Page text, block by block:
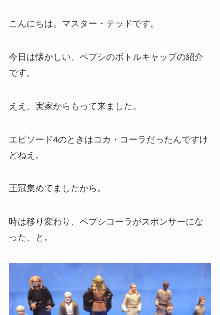
こんにちは。マスター・テッドです。
今日は懐かしい、ペプシのボトルキャップの紹介
です。
ええ、実家からもって来ました。
エピソード4のときはコカ・コーラだったんですけ
どねえ。
王冠集めてましたから。
時は移り変わり、ペプシコーラがスポンサーにな
った、と。